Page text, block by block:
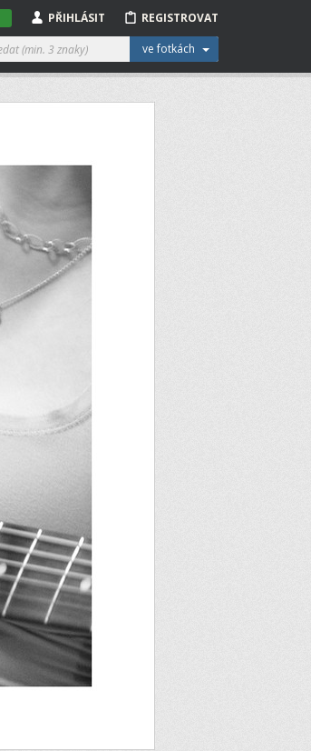
ve fotkách
REGISTROVAT
PŘIHLÁSIT